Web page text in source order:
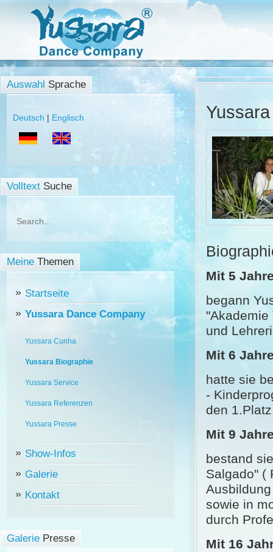
Mit 5
begann
und
Mit 6
hatte sie
-
den
Mit 9
bestand
Salgado" (
sowie in
durch
Mit 16
Auswahl Sprache
Deutsch | Englisch
VolltextSuche
MeineThemen
Startseite
Yussara Dance Company
Yussara Cunha
Yussara Biographie
Yussara Service
Yussara Referenzen
Yussara Presse
Show-Infos
Galerie
Kontakt
GaleriePresse